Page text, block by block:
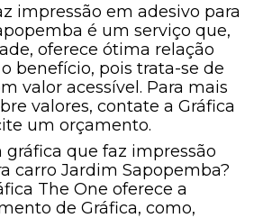
impressão em adesivo para
é um serviço que,
oferece ótima relação
benefício, pois trata-se de
valor acessível. Para mais
valores, contate a Gráfica
um orçamento.
gráfica que faz impressão
carro Jardim Sapopemba?
The One oferece a
de Gráfica, como,